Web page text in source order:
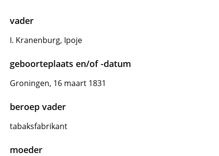
vader
I. Kranenburg, Ipoje
geboorteplaats en/of -datum
Groningen, 16 maart 1831
beroep vader
tabaksfabrikant
moeder